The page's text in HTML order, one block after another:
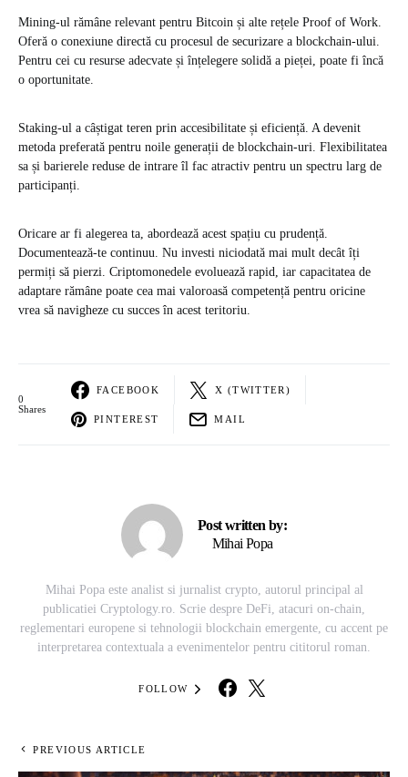
Mining-ul rămâne relevant pentru Bitcoin și alte rețele Proof of Work.
Oferă o conexiune directă cu procesul de securizare a blockchain-ului.
Pentru cei cu resurse adecvate și înțelegere solidă a pieței, poate fi încă
o oportunitate.
Staking-ul a câștigat teren prin accesibilitate și eficiență. A devenit
metoda preferată pentru noile generații de blockchain-uri. Flexibilitatea
sa și barierele reduse de intrare îl fac atractiv pentru un spectru larg de
participanți.
Oricare ar fi alegerea ta, abordează acest spațiu cu prudență.
Documentează-te continuu. Nu investi niciodată mai mult decât îți
permiți să pierzi. Criptomonedele evoluează rapid, iar capacitatea de
adaptare rămâne poate cea mai valoroasă competență pentru oricine
vrea să navigheze cu succes în acest teritoriu.
0
Shares
FACEBOOK X (TWITTER)
PINTEREST MAIL
Post written by:
Mihai Popa
Mihai Popa este analist si jurnalist crypto, autorul principal al
publicatiei Cryptology.ro. Scrie despre DeFi, atacuri on-chain,
reglementari europene si tehnologii blockchain emergente, cu accent pe
interpretarea contextuala a evenimentelor pentru cititorul roman.
FOLLOW
PREVIOUS ARTICLE